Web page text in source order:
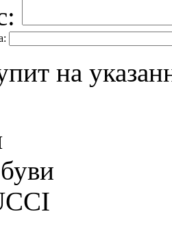
на